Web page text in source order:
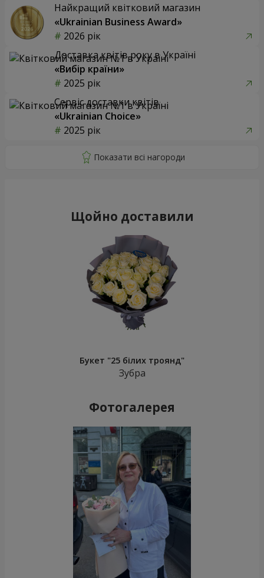
Найкращий квітковий магазин
«Ukrainian Business Award»
2026 рік
Доставка квітів року в Україні
«Вибір країни»
2025 рік
Сервіс доставки квітів
«Ukrainian Choice»
2025 рік
Щойно доставили
Букет "25 білих троянд"
Зубра
Фотогалерея